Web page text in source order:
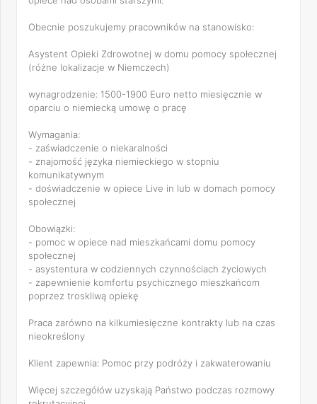
Obecnie poszukujemy pracowników na stanowisko:
Asystent Opieki Zdrowotnej w domu pomocy społecznej
(różne lokalizacje w Niemczech)
wynagrodzenie: 1500-1900 Euro netto miesięcznie w
oparciu o niemiecką umowę o pracę
Wymagania:
- zaświadczenie o niekaralności
- znajomość języka niemieckiego w stopniu
komunikatywnym
- doświadczenie w opiece Live in lub w domach pomocy
społecznej
Obowiązki:
- pomoc w opiece nad mieszkańcami domu pomocy
społecznej
- asystentura w codziennych czynnościach życiowych
- zapewnienie komfortu psychicznego mieszkańcom
poprzez troskliwą opiekę
Praca zarówno na kilkumiesięczne kontrakty lub na czas
nieokreślony
Klient zapewnia: Pomoc przy podróży i zakwaterowaniu
Więcej szczegółów uzyskają Państwo podczas rozmowy